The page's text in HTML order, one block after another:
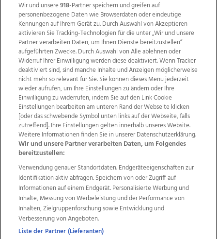
Wir über uns Mediadaten Kontakt
Jobs
Datenschutz
Impressum
AGB Anzeigekunden
AGB Website
Ehrenkodex Politische Werbung
Weitere Angebote des Medienhauses Wimmer
TV1 di-mog-i.at OÖNow
Ischler Woche
Life Radio
OÖNachrichten
OÖN Immobilien
OÖN Karriere
OÖN Reise
Promenaden Galerien
Regionaljobs
wasistlos.at
Wir und unsere918-Partner speichern und greifen auf
personenbezogene Daten wie Browserdaten oder eindeutige
Kennungen auf Ihrem Gerät zu. Durch Auswahl von Akzeptieren
aktivieren Sie Tracking-Technologien für die unter „Wir und unsere
Partner verarbeiten Daten, um Ihnen Dienste bereitzustellen“
aufgeführten Zwecke. Durch Auswahl von Alle ablehnen oder
Widerruf Ihrer Einwilligung werden diese deaktiviert. Wenn Tracker
deaktiviert sind, sind manche Inhalte und Anzeigen möglicherweise
nicht mehr so relevant für Sie. Sie können dieses Menü jederzeit
wieder aufrufen, um Ihre Einstellungen zu ändern oder Ihre
Einwilligung zu widerrufen, indem Sie auf den Link Cookie
Einstellungen bearbeiten am unteren Rand der Webseite klicken
[oder das schwebende Symbol unten links auf der Webseite, falls
zutreffend]. Ihre Einstellungen gelten innerhalb unseres Website.
Weitere Informationen finden Sie in unserer Datenschutzerklärung.
Wir und unsere Partner verarbeiten Daten, um Folgendes
bereitzustellen:
Verwendung genauer Standortdaten. Endgeräteeigenschaften zur
Identifikation aktiv abfragen. Speichern von oder Zugriff auf
Informationen auf einem Endgerät. Personalisierte Werbung und
Inhalte, Messung von Werbeleistung und der Performance von
Inhalten, Zielgruppenforschung sowie Entwicklung und
Verbesserung von Angeboten.
Liste der Partner (Lieferanten)